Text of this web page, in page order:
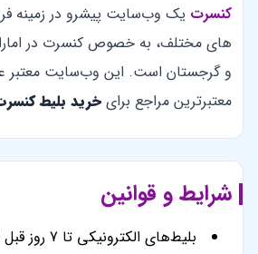
کنسرت یک وب‌سایت پیشرو در زمینه
های مختلف، به خصوص کنسرت در
و گرجستان است. این وب‌سایت معتبر
معتبرترین مراجع برای خرید بلیط
شرایط و قوانین
بلیط‌های